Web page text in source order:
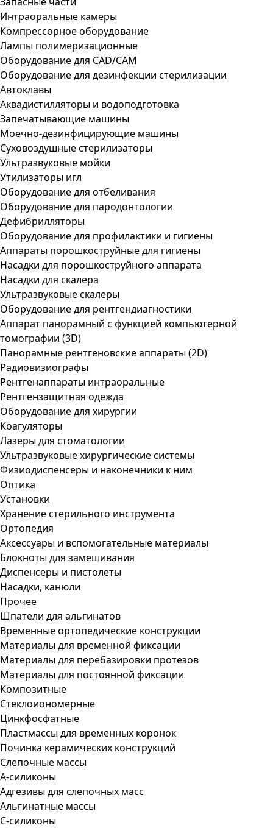
Интраоральные камеры
Компрессорное оборудование
Лампы полимеризационные
Оборудование для CAD/CAM
Оборудование для дезинфекции стерилизации
Автоклавы
Аквадистилляторы и водоподготовка
Запечатывающие машины
Моечно-дезинфицирующие машины
Суховоздушные стерилизаторы
Ультразвуковые мойки
Утилизаторы игл
Оборудование для отбеливания
Оборудование для пародонтологии
Дефибрилляторы
Оборудование для профилактики и гигиены
Аппараты порошкоструйные для гигиены
Насадки для порошкоструйного аппарата
Насадки для скалера
Ультразвуковые скалеры
Оборудование для рентгендиагностики
Аппарат панорамный с функцией компьютерной
томографии (3D)
Панорамные рентгеновские аппараты (2D)
Радиовизиографы
Рентгенаппараты интраоральные
Рентгензащитная одежда
Оборудование для хирургии
Коагуляторы
Лазеры для стоматологии
Ультразвуковые хирургические системы
Физиодиспенсеры и наконечники к ним
Оптика
Установки
Хранение стерильного инструмента
Ортопедия
Аксессуары и вспомогательные материалы
Блокноты для замешивания
Диспенсеры и пистолеты
Насадки, канюли
Прочее
Шпатели для альгинатов
Временные ортопедические конструкции
Материалы для временной фиксации
Материалы для перебазировки протезов
Материалы для постоянной фиксации
Композитные
Стеклоиономерные
Цинкфосфатные
Пластмассы для временных коронок
Починка керамических конструкций
Слепочные массы
А-силиконы
Адгезивы для слепочных масс
Альгинатные массы
С-силиконы